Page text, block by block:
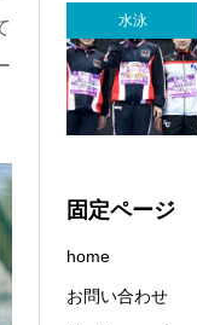
水泳
固定ページ
home
お問い合わせ